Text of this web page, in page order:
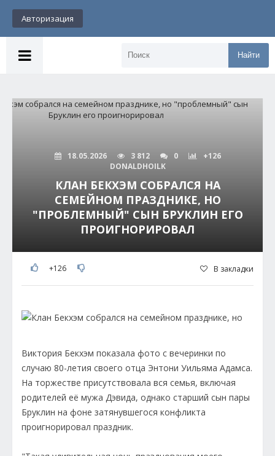
Авторизация
Найти
18.05.2026 3 812 0
+126
DONALDHOILK
КЛАН БЕКХЭМ СОБРАЛСЯ НА
СЕМЕЙНОМ ПРАЗДНИКЕ, НО
"ПРОБЛЕМНЫЙ" СЫН БРУКЛИН ЕГО
ПРОИГНОРИРОВАЛ
+126 В закладки
Виктория Бекхэм показала фото с вечеринки по
случаю 80-летия своего отца Энтони Уильяма Адамса.
На торжестве присутствовала вся семья, включая
родителей её мужа Дэвида, однако старший сын пары
Бруклин на фоне затянувшегося конфликта
проигнорировал праздник.